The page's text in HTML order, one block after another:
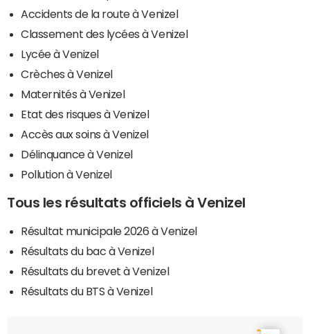
Accidents de la route à Venizel
Classement des lycées à Venizel
Lycée à Venizel
Crèches à Venizel
Maternités à Venizel
Etat des risques à Venizel
Accès aux soins à Venizel
Délinquance à Venizel
Pollution à Venizel
Tous les résultats officiels à Venizel
Résultat municipale 2026 à Venizel
Résultats du bac à Venizel
Résultats du brevet à Venizel
Résultats du BTS à Venizel